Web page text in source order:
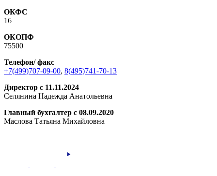
ОКФС
16
ОКОПФ
75500
Телефон/ факс
+7(499)707-09-00, 8(495)741-70-13
Директор с 11.11.2024
Селянина Надежда Анатольевна
Главный бухгалтер с 08.09.2020
Маслова Татьяна Михайловна